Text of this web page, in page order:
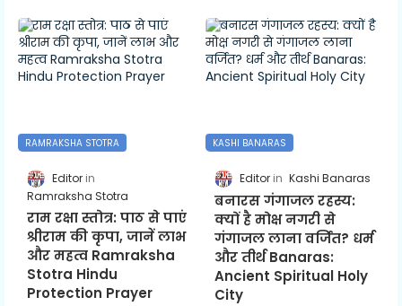
RAMRAKSHA STOTRA
Editor
Ramraksha Stotra
राम रक्षा स्तोत्र: पाठ से पाएं
श्रीराम की कृपा, जानें लाभ
और महत्व Ramraksha
Stotra Hindu
Protection Prayer
KASHI BANARAS
Editor Kashi Banaras
बनारस गंगाजल रहस्य:
क्यों है मोक्ष नगरी से
गंगाजल लाना वर्जित? धर्म
और तीर्थ Banaras:
Ancient Spiritual Holy
City